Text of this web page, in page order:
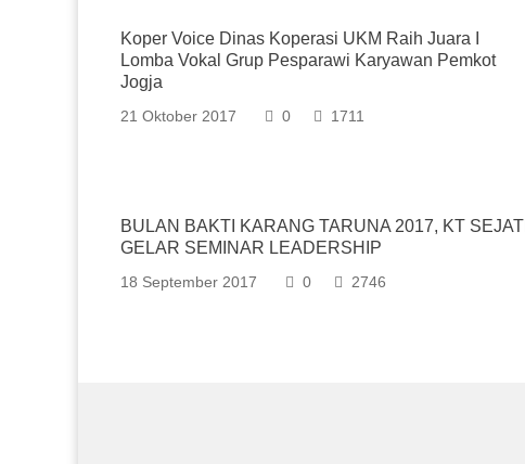
Koper Voice Dinas Koperasi UKM Raih Juara I
Lomba Vokal Grup Pesparawi Karyawan Pemkot
Jogja
21 Oktober 2017 0 1711
BULAN BAKTI KARANG TARUNA 2017, KT SEJATI
GELAR SEMINAR LEADERSHIP
18 September 2017 0 2746